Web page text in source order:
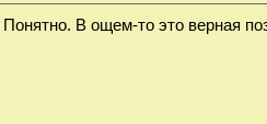
Понятно. В ощем-то это верная